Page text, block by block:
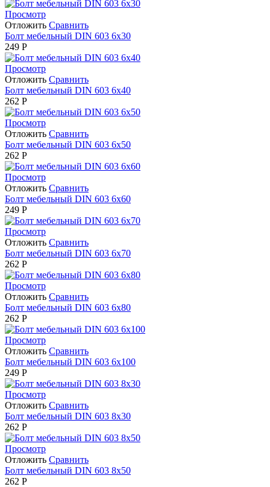
Просмотр
Отложить Сравнить
Болт мебельный DIN 603 6х30
249 Р
Просмотр
Отложить Сравнить
Болт мебельный DIN 603 6х40
262 Р
Просмотр
Отложить Сравнить
Болт мебельный DIN 603 6х50
262 Р
Просмотр
Отложить Сравнить
Болт мебельный DIN 603 6х60
249 Р
Просмотр
Отложить Сравнить
Болт мебельный DIN 603 6х70
262 Р
Просмотр
Отложить Сравнить
Болт мебельный DIN 603 6х80
262 Р
Просмотр
Отложить Сравнить
Болт мебельный DIN 603 6х100
249 Р
Просмотр
Отложить Сравнить
Болт мебельный DIN 603 8х30
262 Р
Просмотр
Отложить Сравнить
Болт мебельный DIN 603 8х50
262 Р